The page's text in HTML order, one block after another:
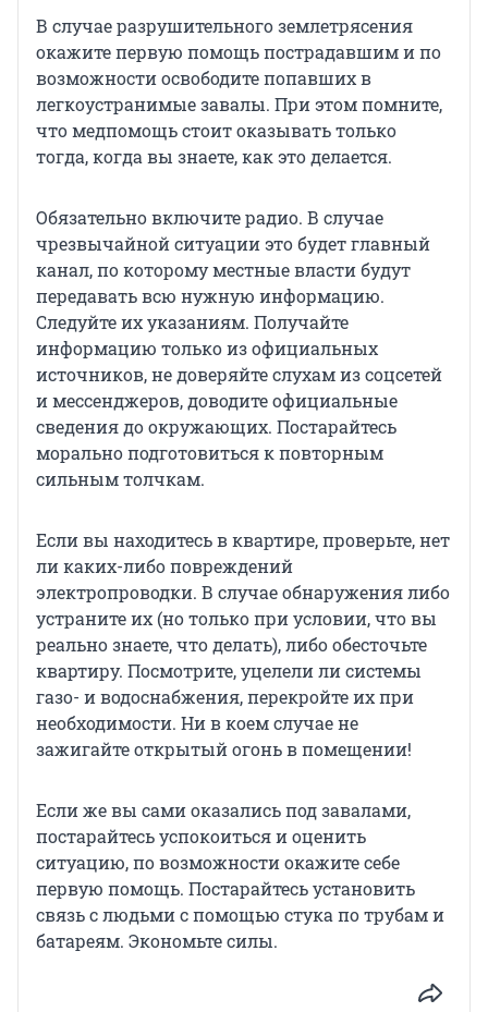
В случае разрушительного землетрясения
окажите первую помощь пострадавшим и по
возможности освободите попавших в
легкоустранимые завалы. При этом помните,
что медпомощь стоит оказывать только
тогда, когда вы знаете, как это делается.
Обязательно включите радио. В случае
чрезвычайной ситуации это будет главный
канал, по которому местные власти будут
передавать всю нужную информацию.
Следуйте их указаниям. Получайте
информацию только из официальных
источников, не доверяйте слухам из соцсетей
и мессенджеров, доводите официальные
сведения до окружающих. Постарайтесь
морально подготовиться к повторным
сильным толчкам.
Если вы находитесь в квартире, проверьте, нет
ли каких-либо повреждений
электропроводки. В случае обнаружения либо
устраните их (но только при условии, что вы
реально знаете, что делать), либо обесточьте
квартиру. Посмотрите, уцелели ли системы
газо- и водоснабжения, перекройте их при
необходимости. Ни в коем случае не
зажигайте открытый огонь в помещении!
Если же вы сами оказались под завалами,
постарайтесь успокоиться и оценить
ситуацию, по возможности окажите себе
первую помощь. Постарайтесь установить
связь с людьми с помощью стука по трубам и
батареям. Экономьте силы.